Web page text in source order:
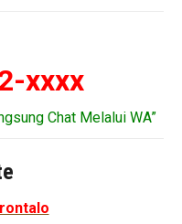
xxxx
Chat Melalui WA”